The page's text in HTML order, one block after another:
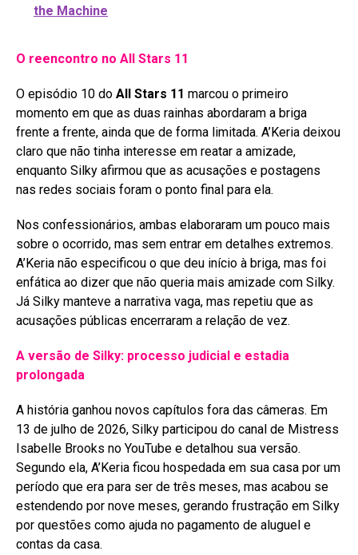
the Machine
O reencontro no All Stars 11
O episódio 10 do All Stars 11 marcou o primeiro
momento em que as duas rainhas abordaram a briga
frente a frente, ainda que de forma limitada. A’Keria deixou
claro que não tinha interesse em reatar a amizade,
enquanto Silky afirmou que as acusações e postagens
nas redes sociais foram o ponto final para ela.
Nos confessionários, ambas elaboraram um pouco mais
sobre o ocorrido, mas sem entrar em detalhes extremos.
A’Keria não especificou o que deu início à briga, mas foi
enfática ao dizer que não queria mais amizade com Silky.
Já Silky manteve a narrativa vaga, mas repetiu que as
acusações públicas encerraram a relação de vez.
A versão de Silky: processo judicial e estadia
prolongada
A história ganhou novos capítulos fora das câmeras. Em
13 de julho de 2026, Silky participou do canal de Mistress
Isabelle Brooks no YouTube e detalhou sua versão.
Segundo ela, A’Keria ficou hospedada em sua casa por um
período que era para ser de três meses, mas acabou se
estendendo por nove meses, gerando frustração em Silky
por questões como ajuda no pagamento de aluguel e
contas da casa.